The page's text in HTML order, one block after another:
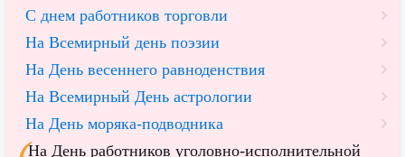
С днем работников торговли
На Всемирный день поэзии
На День весеннего равноденствия
На Всемирный День астрологии
На День моряка-подводника
На День работников уголовно-исполнительной